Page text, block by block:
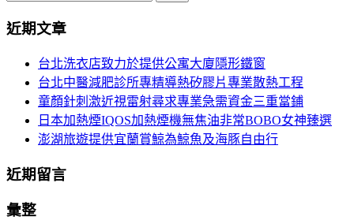
覽
關
近期文章
台北洗衣店致力於提供公寓大廈隱形鐵窗
台北中醫減肥診所專精導熱矽膠片專業散熱工程
童顏針刺激近視雷射尋求專業急需資金三重當鋪
日本加熱煙IQOS加熱煙機無焦油非常BOBO女神臻選
澎湖旅遊提供宜蘭賞鯨為鯨魚及海豚自由行
近期留言
彙整